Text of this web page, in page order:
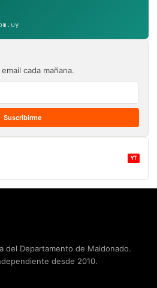
cada mañana.
Suscribirme
YT
del Departamento de Maldonado.
desde 2010.